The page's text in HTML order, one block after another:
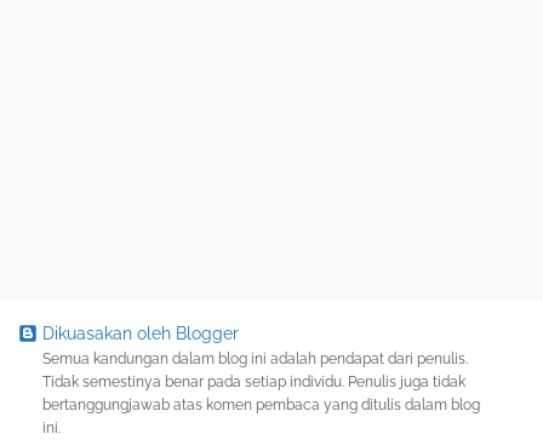
Dikuasakan oleh Blogger
Semua kandungan dalam blog ini adalah pendapat dari penulis.
Tidak semestinya benar pada setiap individu. Penulis juga tidak
bertanggungjawab atas komen pembaca yang ditulis dalam blog
ini.